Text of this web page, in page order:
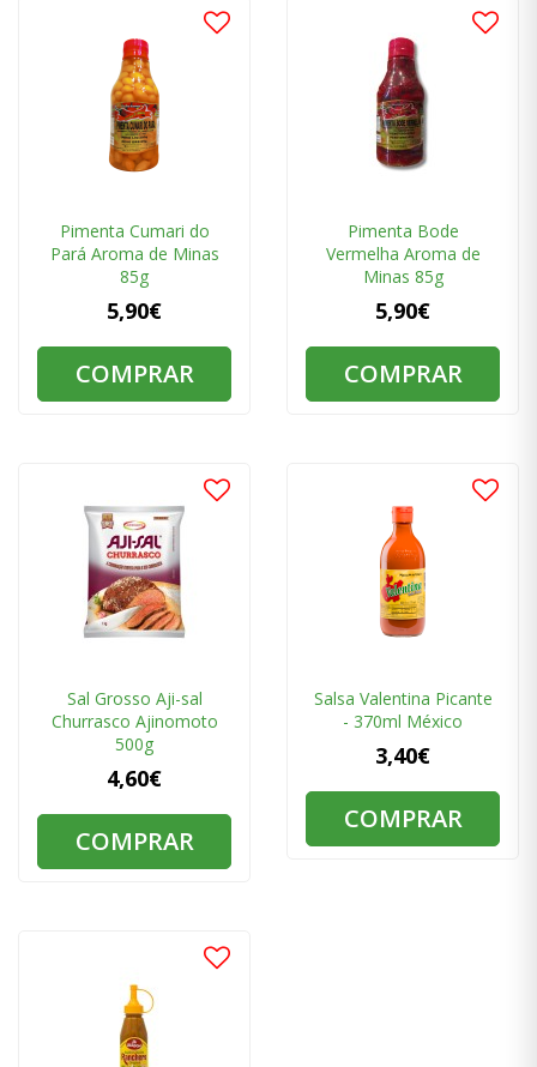
Pimenta Cumari do
Pará Aroma de Minas
85g
5,90€
COMPRAR
Pimenta Bode
Vermelha Aroma de
Minas 85g
5,90€
COMPRAR
Sal Grosso Aji-sal
Churrasco Ajinomoto
500g
4,60€
COMPRAR
Salsa Valentina Picante
- 370ml México
3,40€
COMPRAR